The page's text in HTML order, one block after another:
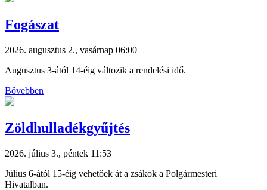
Fogászat
2026. augusztus 2., vasárnap 06:00
Augusztus 3-ától 14-éig változik a rendelési idő.
Bővebben
Zöldhulladékgyűjtés
2026. július 3., péntek 11:53
Július 6-ától 15-éig vehetőek át a zsákok a Polgármesteri
Hivatalban.